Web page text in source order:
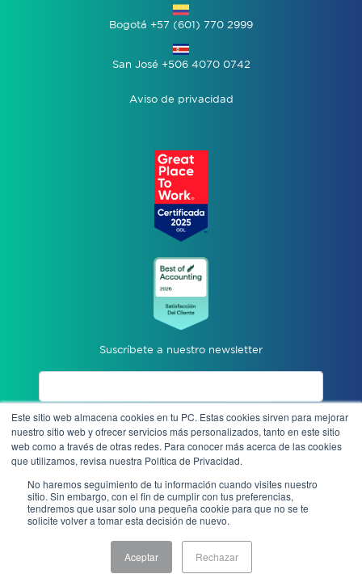
Este sitio web almacena cookies en tu PC. Estas cookies sirven para mejorar
nuestro sitio web y ofrecer servicios más personalizados, tanto en este sitio
web como a través de otras redes. Para conocer más acerca de las cookies
que utilizamos, revisa nuestra Política de Privacidad.
No haremos seguimiento de tu información cuando visites nuestro
sitio. Sin embargo, con el fin de cumplir con tus preferencias,
tendremos que usar solo una pequeña cookie para que no se te
solicite volver a tomar esta decisión de nuevo.
Aceptar Rechazar
Bogotá +57 (601) 770 2999
San José +506 4070 0742
Aviso de privacidad
Suscríbete a nuestro newsletter
Enviar
Denuncia anónima